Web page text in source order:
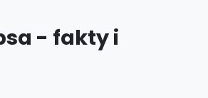
- fakty i